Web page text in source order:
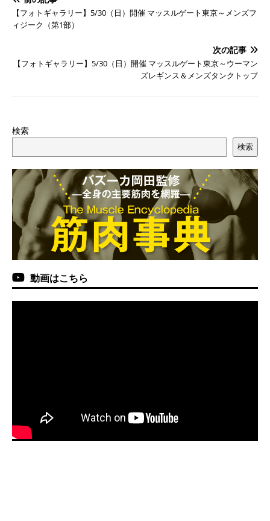
【フォトギャラリー】5/30（日）開催 マッスルゲート東京～メンズフ
ィジーク（第1部）
次の記事
【フォトギャラリー】5/30（日）開催 マッスルゲート東京～ウーマン
ズレギンス＆メンズタンクトップ
検索
検索
動画はこちら